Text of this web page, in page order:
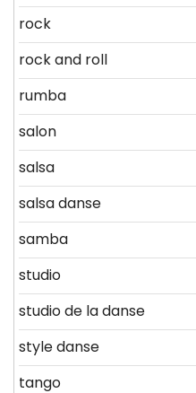
rock
rock and roll
rumba
salon
salsa
salsa danse
samba
studio
studio de la danse
style danse
tango